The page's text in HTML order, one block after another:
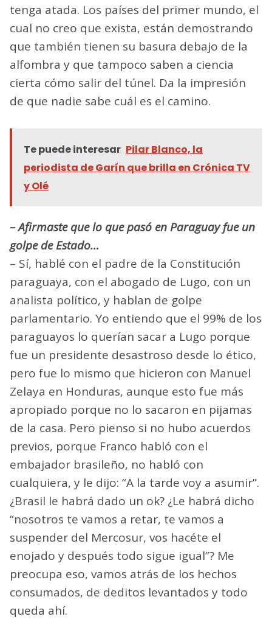
tenga atada. Los países del primer mundo, el
cual no creo que exista, están demostrando
que también tienen su basura debajo de la
alfombra y que tampoco saben a ciencia
cierta cómo salir del túnel. Da la impresión
de que nadie sabe cuál es el camino.
Te puede interesar Pilar Blanco, la
periodista de Garín que brilla en Crónica TV
y Olé
– Afirmaste que lo que pasó en Paraguay fue un
golpe de Estado…
– Sí, hablé con el padre de la Constitución
paraguaya, con el abogado de Lugo, con un
analista político, y hablan de golpe
parlamentario. Yo entiendo que el 99% de los
paraguayos lo querían sacar a Lugo porque
fue un presidente desastroso desde lo ético,
pero fue lo mismo que hicieron con Manuel
Zelaya en Honduras, aunque esto fue más
apropiado porque no lo sacaron en pijamas
de la casa. Pero pienso si no hubo acuerdos
previos, porque Franco habló con el
embajador brasileño, no habló con
cualquiera, y le dijo: “A la tarde voy a asumir”.
¿Brasil le habrá dado un ok? ¿Le habrá dicho
“nosotros te vamos a retar, te vamos a
suspender del Mercosur, vos hacéte el
enojado y después todo sigue igual”? Me
preocupa eso, vamos atrás de los hechos
consumados, de deditos levantados y todo
queda ahí.